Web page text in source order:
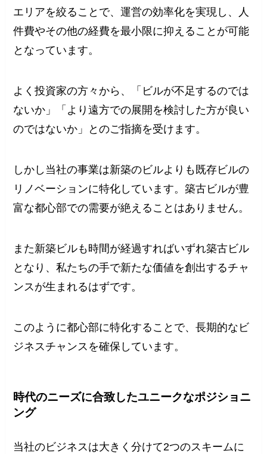
エリアを絞ることで、運営の効率化を実現し、人
件費やその他の経費を最小限に抑えることが可能
となっています。
よく投資家の方々から、「ビルが不足するのでは
ないか」「より遠方での展開を検討した方が良い
のではないか」とのご指摘を受けます。
しかし当社の事業は新築のビルよりも既存ビルの
リノベーションに特化しています。築古ビルが豊
富な都心部での需要が絶えることはありません。
また新築ビルも時間が経過すればいずれ築古ビル
となり、私たちの手で新たな価値を創出するチャ
ンスが生まれるはずです。
このように都心部に特化することで、長期的なビ
ジネスチャンスを確保しています。
時代のニーズに合致したユニークなポジショニ
ング
当社のビジネスは大きく分けて2つのスキームに